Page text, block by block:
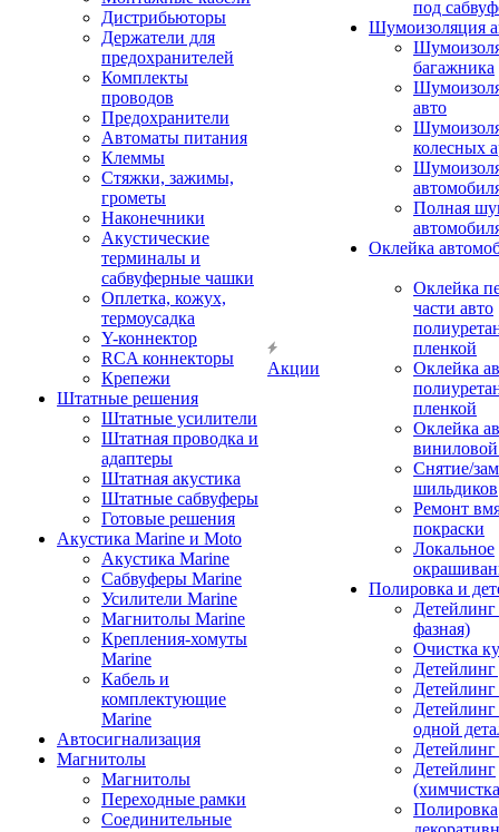
Дистрибьюторы
Держатели для
предохранителей
Комплекты
проводов
Предохранители
Автоматы питания
Клеммы
Стяжки, зажимы,
грометы
Наконечники
Акустические
терминалы и
сабвуферные чашки
Оплетка, кожух,
термоусадка
Y-коннектор
RCA коннекторы
Крепежи
Штатные решения
Штатные усилители
Штатная проводка и
адаптеры
Штатная акустика
Штатные сабвуферы
Готовые решения
Акустика Marine и Moto
Акустика Marine
Сабвуферы Marine
Усилители Marine
Магнитолы Marine
Крепления-хомуты
Marine
Кабель и
комплектующие
Marine
Автосигнализация
Магнитолы
Магнитолы
Переходные рамки
Соединительные
Акции
под
Шумоизоляция
багажника
авто
колесных
Полная
Оклейка
Оклейка
части авто
пленкой
Оклейка
пленкой
Оклейка
Снятие/
шильдиков
Ремонт
покраски
Локальное
Полировка и
фазная)
Очистка
Детейлинг
одной
Детейлинг
Полировка